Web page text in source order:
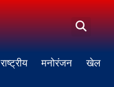
राष्ट्रीय मनोरंजन खेल